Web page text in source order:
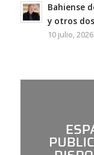
Bahiense
y otros
10 julio,